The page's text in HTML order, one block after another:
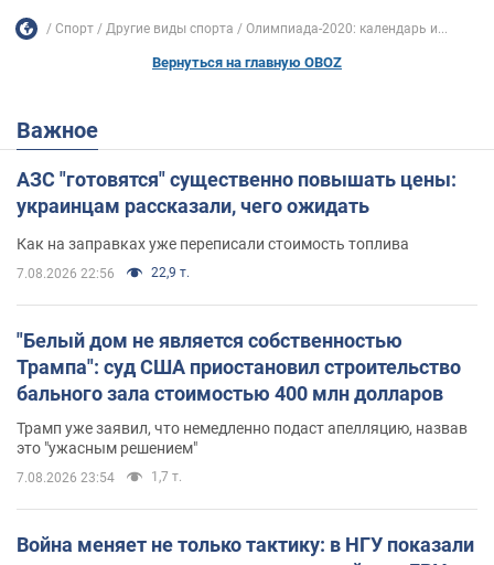
Спорт Другие виды спорта Олимпиада-2020: календарь и...
Вернуться на главную OBOZ
Важное
АЗС "готовятся" существенно повышать цены:
украинцам рассказали, чего ожидать
Как на заправках уже переписали стоимость топлива
7.08.2026 22:56 22,9 т.
"Белый дом не является собственностью
Трампа": суд США приостановил строительство
бального зала стоимостью 400 млн долларов
Трамп уже заявил, что немедленно подаст апелляцию, назвав
это "ужасным решением"
7.08.2026 23:54 1,7 т.
Война меняет не только тактику: в НГУ показали